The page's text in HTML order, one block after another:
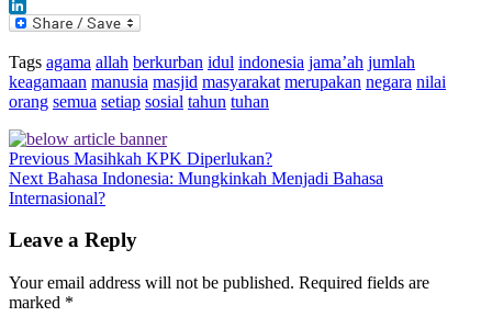
LinkedIn
Tags agama allah berkurban idul indonesia jama’ah jumlah
keagamaan manusia masjid masyarakat merupakan negara nilai
orang semua setiap sosial tahun tuhan
Previous Masihkah KPK Diperlukan?
Next Bahasa Indonesia: Mungkinkah Menjadi Bahasa
Internasional?
Leave a Reply
Your email address will not be published. Required fields are
marked *